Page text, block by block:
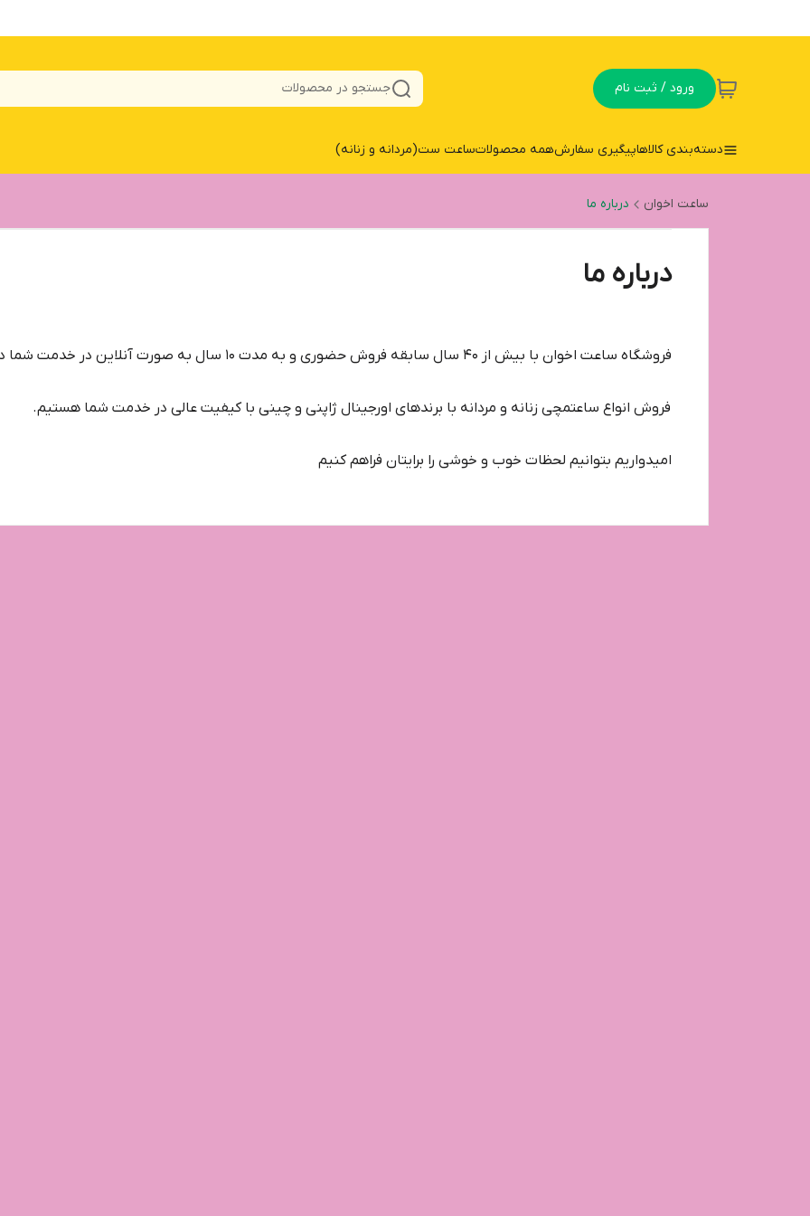
ورود / ثبت نام جستجو در محصولات
دسته‌بندی کالاهاپیگیری سفارشهمه محصولاتساعت ست(مردانه و زنانه)
ساعت اخوان درباره ما
درباره ما
فروشگاه ساعت اخوان با بیش از ۴۰ سال سابقه فروش حضوری و به مدت ۱۰ سال به صورت آنلاین در خدمت شما دوستان و همراهان عزیز میباشد.
فروش انواع ساعتمچی زنانه و مردانه با برندهای اورجینال ژاپنی و چینی با کیفیت عالی در خدمت شما هستیم.
امیدواریم بتوانیم لحظات خوب و خوشی را برایتان فراهم کنیم